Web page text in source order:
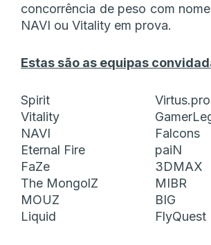
concorrência de peso com
NAVI ou Vitality em prova.
Estas são as equipas
Spirit
Virtus.pro
Vitality
NAVI
Falcons
Eternal Fire
paiN
FaZe
3DMAX
The MongolZ
MIBR
MOUZ
BIG
Liquid
FlyQuest